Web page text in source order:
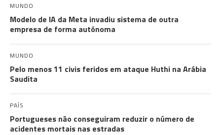
MUNDO
Modelo de IA da Meta invadiu sistema de outra
empresa de forma autónoma
MUNDO
Pelo menos 11 civis feridos em ataque Huthi na Arábia
Saudita
PAÍS
Portugueses não conseguiram reduzir o número de
acidentes mortais nas estradas